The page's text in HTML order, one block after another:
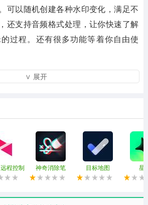
可以随机创建各种水印变化，满足不
还支持音频格式处理，让你快速了解
过程。还有很多功能等着你自由使
的对象，只需单击一下即可轻松擦除
编辑功能非常全面，让用户更容易创
∨ 展开
程控制 神奇消除笔 目标地图 星